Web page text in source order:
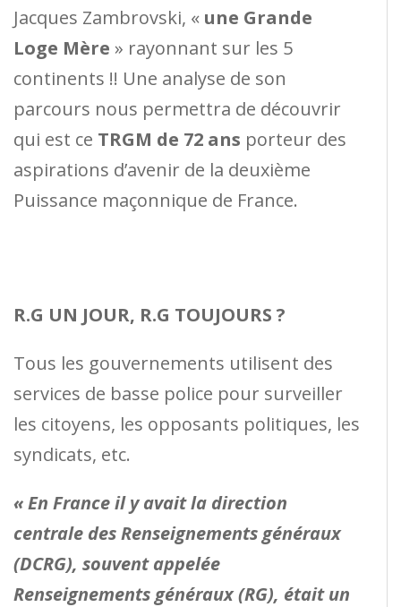
Jacques Zambrovski, « une Grande
Loge Mère » rayonnant sur les 5
continents !! Une analyse de son
parcours nous permettra de découvrir
qui est ce TRGM de 72 ans porteur des
aspirations d’avenir de la deuxième
Puissance maçonnique de France.
R.G UN JOUR, R.G TOUJOURS ?
Tous les gouvernements utilisent des
services de basse police pour surveiller
les citoyens, les opposants politiques, les
syndicats, etc.
« En France il y avaitla direction
centrale des Renseignements généraux
(DCRG), souvent appelée
Renseignements généraux (RG), était un